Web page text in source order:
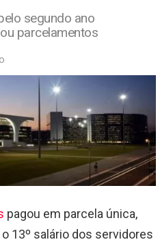
segundo ano
parcelamentos
pagou em parcela única,
13º salário dos servidores